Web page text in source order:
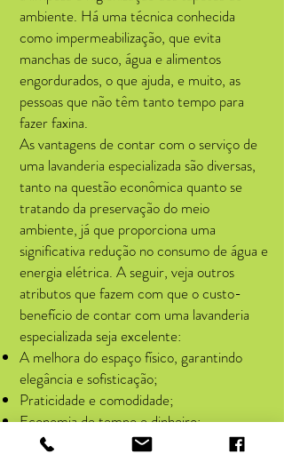
ambiente. Há uma técnica conhecida
como impermeabilização, que evita
manchas de suco, água e alimentos
engordurados, o que ajuda, e muito, as
pessoas que não têm tanto tempo para
fazer faxina.
As vantagens de contar com o serviço de
uma lavanderia especializada são diversas,
tanto na questão econômica quanto se
tratando da preservação do meio
ambiente, já que proporciona uma
significativa redução no consumo de água e
energia elétrica. A seguir, veja outros
atributos que fazem com que o custo-
benefício de contar com uma lavanderia
especializada seja excelente:
A melhora do espaço físico, garantindo
elegância e sofisticação;
Praticidade e comodidade;
Economia de tempo e dinheiro;
Pessoas com mais bem-estar, bem como a